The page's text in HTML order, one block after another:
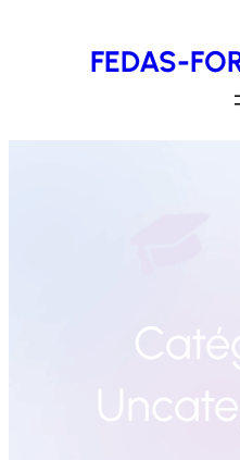
FEDAS-